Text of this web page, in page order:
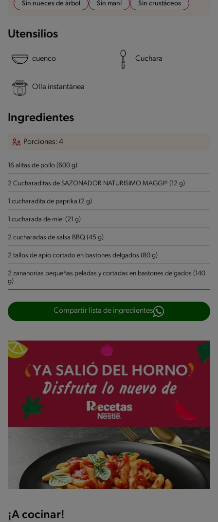
Sin nueces de árbol Sin maní Sin crustáceos
Utensilios
cuenco Cuchara
Olla instantánea
Ingredientes
Porciones: 4
16 alitas de pollo (600 g)
2 Cucharaditas de SAZONADOR NATURISIMO MAGGI® (12 g)
1 cucharadita de paprika (2 g)
1 cucharada de miel (21 g)
2 cucharadas de salsa BBQ (45 g)
2 tallos de apio cortado en bastones delgados (80 g)
2 zanahorias pequeñas peladas y cortadas en bastones delgados (140
g)
Compartir lista de ingredientes
¡A cocinar!